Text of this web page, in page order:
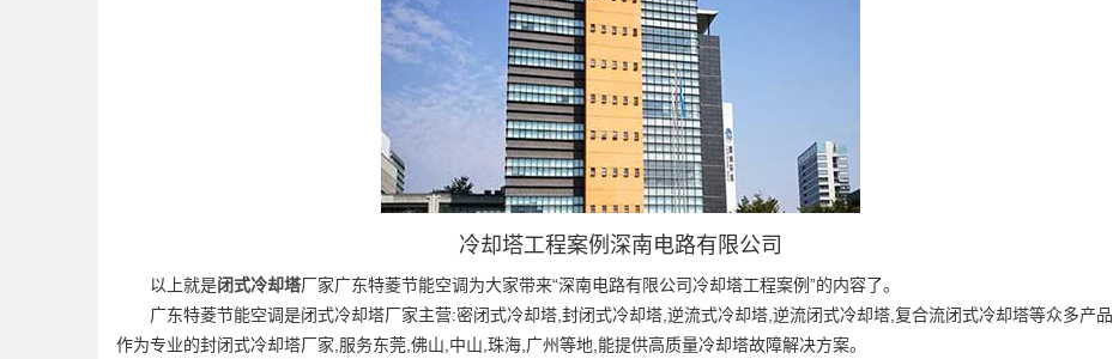
冷却塔工程案例深南电路有限公司
以上就是闭式冷却塔厂家广东特菱节能空调为大家带来“深南电路有限公司冷却塔工程案例”的内容了。
广东特菱节能空调是闭式冷却塔厂家主营:密闭式冷却塔,封闭式冷却塔,逆流式冷却塔,逆流闭式冷却塔,复合流闭式冷却塔等众多产品,
作为专业的封闭式冷却塔厂家,服务东莞,佛山,中山,珠海,广州等地,能提供高质量冷却塔故障解决方案。